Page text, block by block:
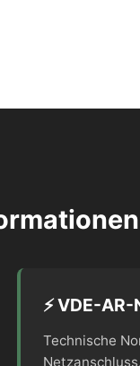
⚡ VDE-
Technische